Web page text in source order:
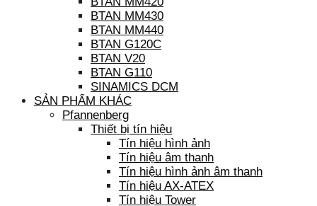
BTAN MM430
BTAN MM440
BTAN G120C
BTAN V20
BTAN G110
SINAMICS DCM
SẢN PHẨM KHÁC
Pfannenberg
Thiết bị tín hiệu
Tín hiệu hình ảnh
Tín hiệu âm thanh
Tín hiệu hình ảnh âm thanh
Tín hiệu AX-ATEX
Tín hiệu Tower